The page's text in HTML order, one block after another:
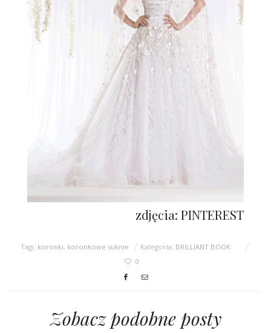
zdjęcia: PINTEREST
Tagi: koronki, koronkowe suknie Kategoria: BRILLIANT BOOK
0
Zobacz podobne posty